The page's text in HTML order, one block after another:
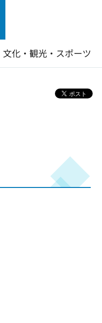
文化・観光・スポーツ